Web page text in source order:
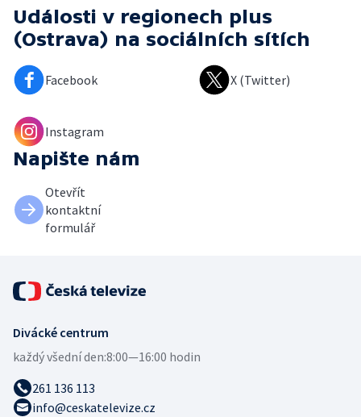
Události v regionech plus
(Ostrava) na sociálních sítích
Facebook X (Twitter)
Instagram
Napište nám
Otevřít
kontaktní
formulář
Divácké centrum
každý všední den:8:00—16:00 hodin
261 136 113
info@ceskatelevize.cz